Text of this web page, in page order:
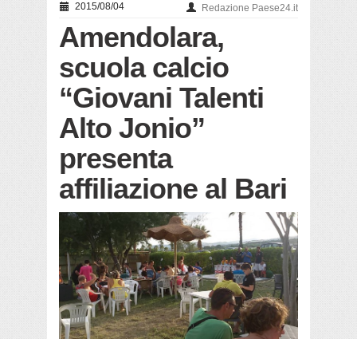
2015/08/04 Redazione Paese24.it
Amendolara,
scuola calcio
“Giovani Talenti
Alto Jonio”
presenta
affiliazione al Bari